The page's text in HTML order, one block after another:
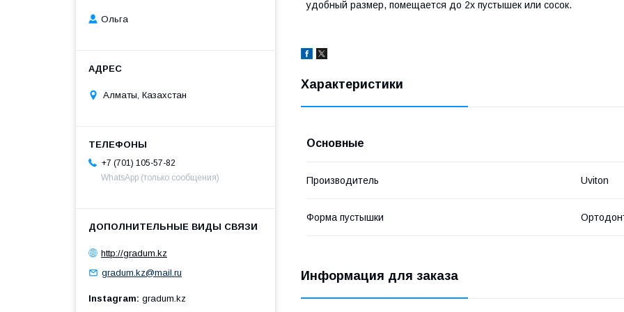
удобный размер, помещается до 2х пустышек или сосок.
Характеристики
Основные
Производитель Uviton
Форма пустышки
Информация для заказа
Ольга
Алматы, Казахстан
+7 (701) 105-57-82
WhatsApp (только сообщения)
http://gradum.kz
gradum.kz@mail.ru
Instagram gradum.kz